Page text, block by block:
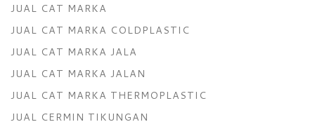
JUAL CAT MARKA
JUAL CAT MARKA COLDPLASTIC
JUAL CAT MARKA JALA
JUAL CAT MARKA JALAN
JUAL CAT MARKA THERMOPLASTIC
JUAL CERMIN TIKUNGAN